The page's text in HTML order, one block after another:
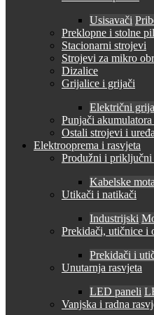
Usisavači
Preklopne i stolne
Stacionarni strojevi
Strojevi za mikro
Dizalice
Grijalice i grijači
Električni
Punjači akumulatora
Ostali strojevi i
Elektrooprema i rasvjeta
Produžni i priključni
Kabelske
Utikači i natikači
Industrijski
Prekidači, utičnice i
Prekidači i
Unutarnja rasvjeta
LED paneli
Vanjska i radna